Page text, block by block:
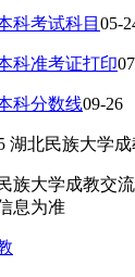
科考试科目 05-
科准考证打印
科分数线09-26
湖北民族大学成
族大学成教交
息为准